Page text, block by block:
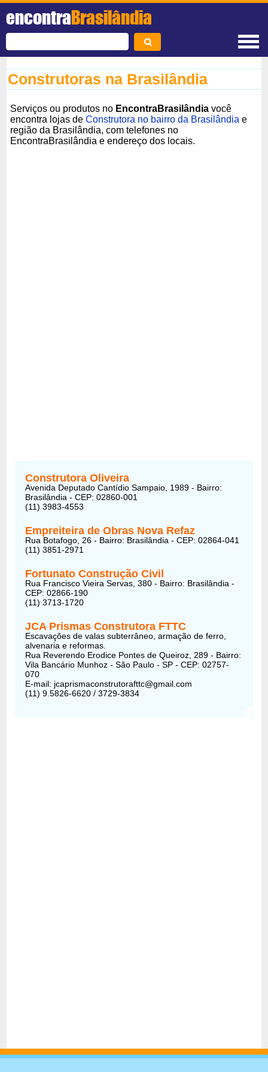
encontraBrasilândia
Construtoras na Brasilândia
Serviços ou produtos no EncontraBrasilândia você
encontra lojas deConstrutora no bairro da Brasilândia e
região da Brasilândia, com telefones no
EncontraBrasilândia e endereço dos locais.
Construtora Oliveira
Avenida Deputado Cantídio Sampaio, 1989 - Bairro:
Brasilândia - CEP: 02860-001
(11) 3983-4553
Empreiteira de Obras Nova Refaz
Rua Botafogo, 26 - Bairro: Brasilândia - CEP: 02864-041
(11) 3851-2971
Fortunato Construção Civil
Rua Francisco Vieira Servas, 380 - Bairro: Brasilândia -
CEP: 02866-190
(11) 3713-1720
JCA Prismas Construtora FTTC
Escavações de valas subterrâneo, armação de ferro,
alvenaria e reformas.
Rua Reverendo Erodice Pontes de Queiroz, 289 - Bairro:
Vila Bancário Munhoz - São Paulo - SP - CEP: 02757-
070
E-mail: jcaprismaconstrutorafttc@gmail.com
(11) 9.5826-6620 / 3729-3834